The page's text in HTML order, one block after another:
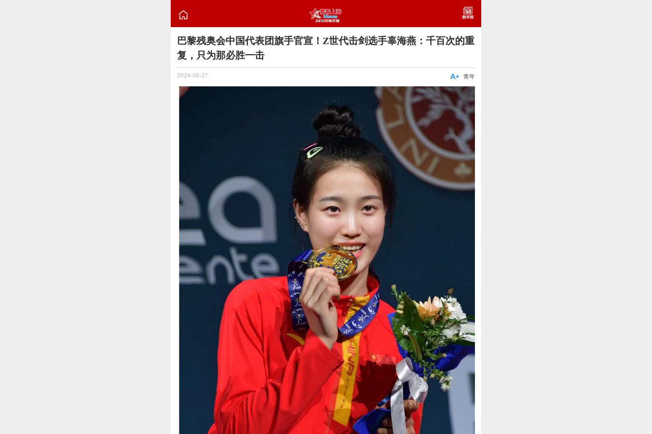

巴黎残奥会中国代表团旗手官宣！Z世代击剑选手辜海燕：千百次的重
复，只为那必胜一击
2024-08-27 青年
